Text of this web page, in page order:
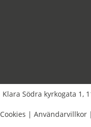
Klara Södra kyrkogata 1 ,
Cookies | Användarvillkor |